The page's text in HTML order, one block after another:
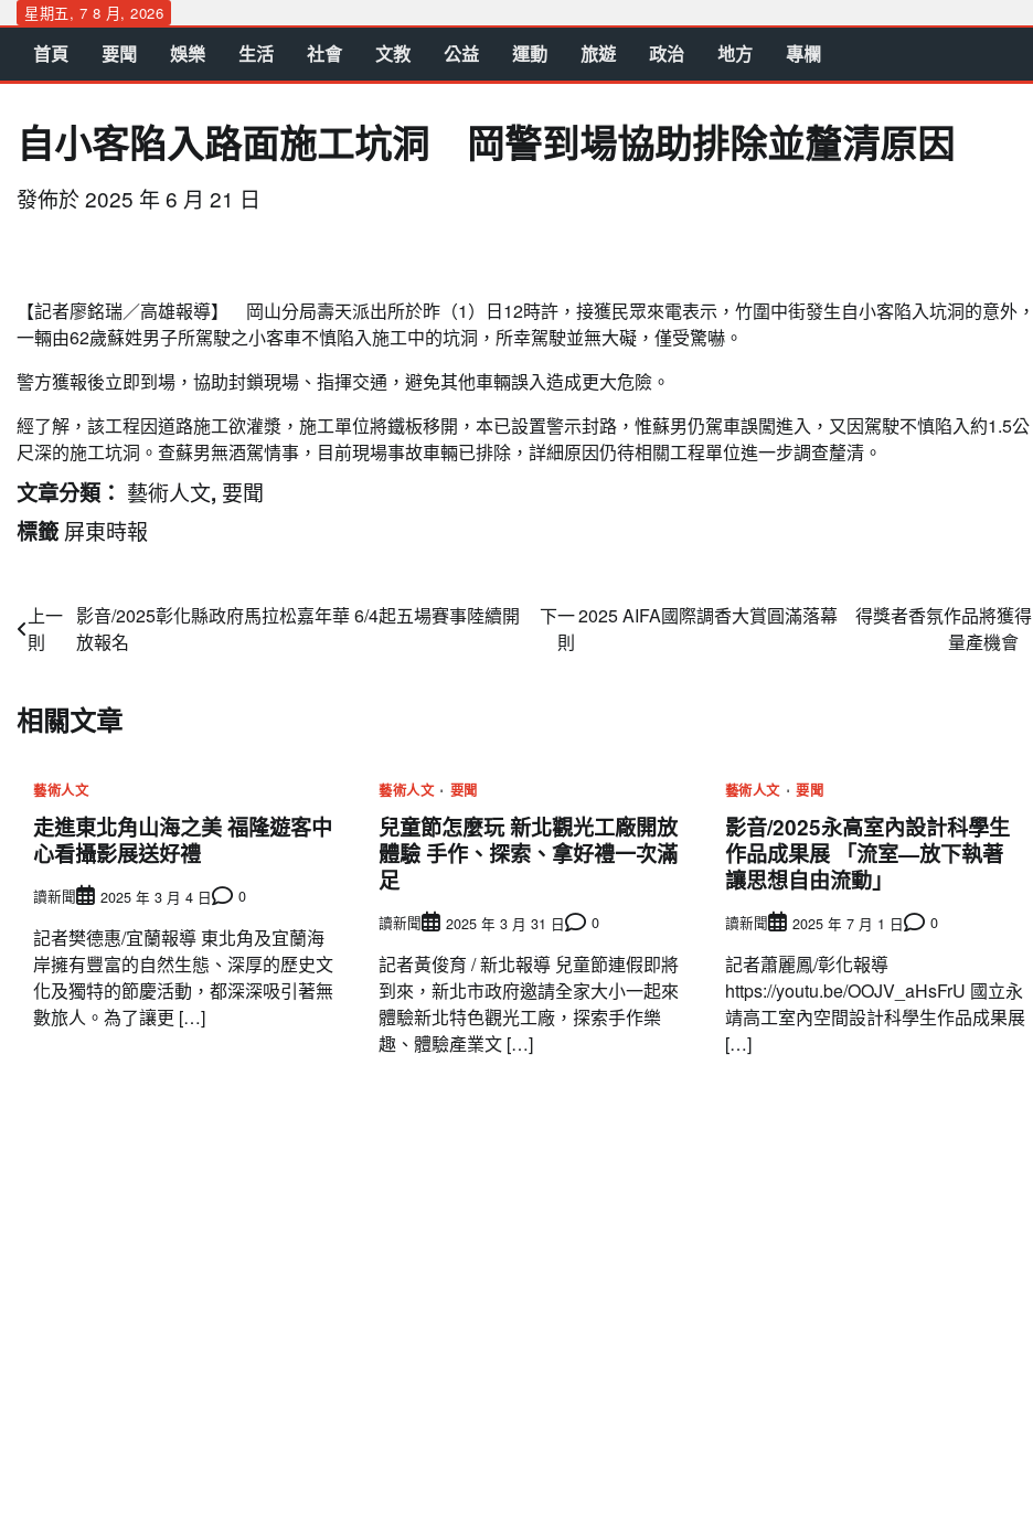
Skip
content
星期五, 7 8 月, 2026
首頁 要聞 娛樂 生活 社會 文教 公益 運動 旅遊 政治 地方 專欄
自小客陷入路面施工坑洞 岡警到場協助排除並釐清原因
發佈於2025 年 6 月 21 日
【記者廖銘瑞／高雄報導】 岡山分局壽天派出所於昨（1）日12時許，接獲民眾來電表示，竹圍中街發生自小客陷入坑洞的意外，
一輛由62歲蘇姓男子所駕駛之小客車不慎陷入施工中的坑洞，所幸駕駛並無大礙，僅受驚嚇。
警方獲報後立即到場，協助封鎖現場、指揮交通，避免其他車輛誤入造成更大危險。
經了解，該工程因道路施工欲灌漿，施工單位將鐵板移開，本已設置警示封路，惟蘇男仍駕車誤闖進入，又因駕駛不慎陷入約1.5公
尺深的施工坑洞。查蘇男無酒駕情事，目前現場事故車輛已排除，詳細原因仍待相關工程單位進一步調查釐清。
文章分類： 藝術人文, 要聞
標籤 屏東時報
文
章
導
覽
上一
則
影音/2025彰化縣政府馬拉松嘉年華 6/4起五場賽事陸續開
放報名
下一
則
2025 AIFA國際調香大賞圓滿落幕 得獎者香氛作品將獲得
量產機會
相關文章
藝術人文
走進東北角山海之美 福隆遊客中
心看攝影展送好禮
讀新聞 2025 年 3 月 4 日 0
記者樊德惠/宜蘭報導 東北角及宜蘭海
岸擁有豐富的自然生態、深厚的歷史文
化及獨特的節慶活動，都深深吸引著無
數旅人。為了讓更 […]
藝術人文 要聞
兒童節怎麼玩 新北觀光工廠開放
體驗 手作、探索、拿好禮一次滿
足
讀新聞 2025 年 3 月 31 日 0
記者黃俊育 / 新北報導 兒童節連假即將
到來，新北市政府邀請全家大小一起來
體驗新北特色觀光工廠，探索手作樂
趣、體驗產業文 […]
藝術人文 要聞
影音/2025永高室內設計科學生
作品成果展 「流室—放下執著
讓思想自由流動」
讀新聞 2025 年 7 月 1 日 0
記者蕭麗鳳/彰化報導
https://youtu.be/OOJV_aHsFrU 國立永
靖高工室內空間設計科學生作品成果展
[…]